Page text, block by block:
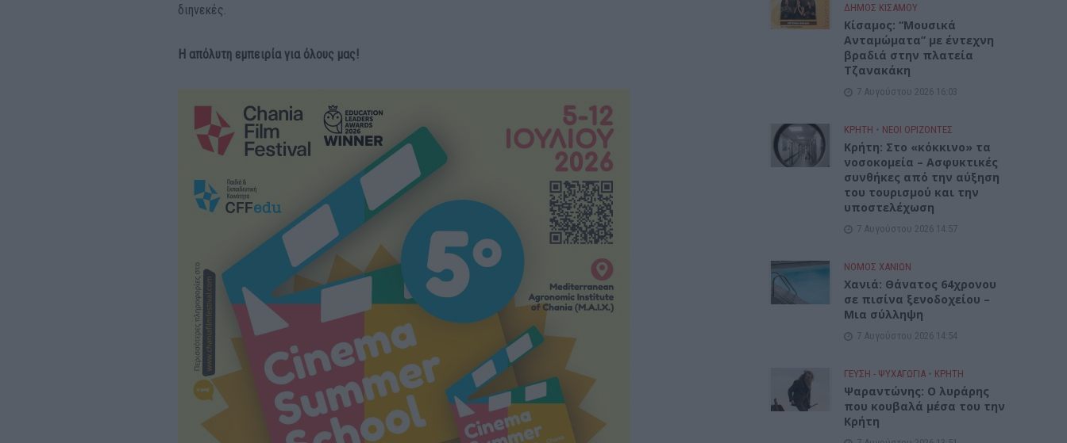
διηνεκές.
Η απόλυτη εμπειρία για όλους μας!
ΔΉΜΟΣ ΚΙΣΆΜΟΥ
Κίσαμος: “Μουσικά
Ανταμώματα” με έντεχνη
βραδιά στην πλατεία
Τζανακάκη
7 Αυγούστου 2026 16:03
ΚΡΗΤΗ • ΝΕΟΙ ΟΡΙΖΟΝΤΕΣ
Κρήτη: Στο «κόκκινο» τα
νοσοκομεία – Ασφυκτικές
συνθήκες από την αύξηση
του τουρισμού και την
υποστελέχωση
7 Αυγούστου 2026 14:57
ΝΟΜΌΣ ΧΑΝΊΩΝ
Χανιά: Θάνατος 64χρονου
σε πισίνα ξενοδοχείου –
Μια σύλληψη
7 Αυγούστου 2026 14:54
ΓΕΎΣΗ - ΨΥΧΑΓΩΓΊΑ • ΚΡΗΤΗ
Ψαραντώνης: Ο λυράρης
που κουβαλά μέσα του την
Κρήτη